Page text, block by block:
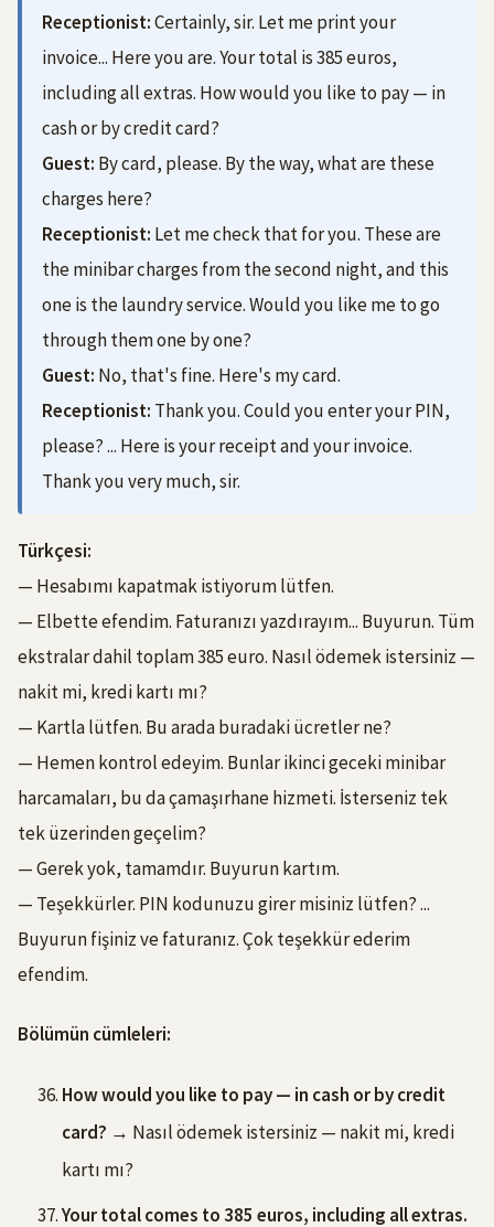
Receptionist:Certainly, sir. Let me print your
invoice... Here you are. Your total is 385 euros,
including all extras. How would you like to pay — in
cash or by credit card?
Guest: By card, please. By the way, what are these
charges here?
Receptionist: Let me check that for you. These are
the minibar charges from the second night, and this
one is the laundry service. Would you like me to go
through them one by one?
Guest: No, that's fine. Here's my card.
Receptionist: Thank you. Could you enter your PIN,
please? ... Here is your receipt and your invoice.
Thank you very much, sir.
Türkçesi:
— Hesabımı kapatmak istiyorum lütfen.
— Elbette efendim. Faturanızı yazdırayım... Buyurun. Tüm
ekstralar dahil toplam 385 euro. Nasıl ödemek istersiniz —
nakit mi, kredi kartı mı?
— Kartla lütfen. Bu arada buradaki ücretler ne?
— Hemen kontrol edeyim. Bunlar ikinci geceki minibar
harcamaları, bu da çamaşırhane hizmeti. İsterseniz tek
tek üzerinden geçelim?
— Gerek yok, tamamdır. Buyurun kartım.
— Teşekkürler. PIN kodunuzu girer misiniz lütfen? ...
Buyurun fişiniz ve faturanız. Çok teşekkür ederim
efendim.
Bölümün cümleleri:
How would you like to pay — in cash or by credit
card? → Nasıl ödemek istersiniz — nakit mi, kredi
kartı mı?
Your total comes to 385 euros, including all extras.